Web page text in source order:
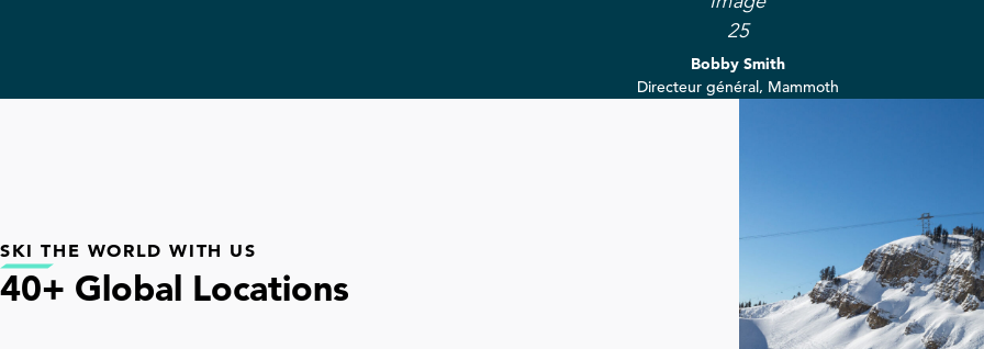
Bobby Smith
Directeur général, Mammoth
SKI THE WORLD WITH US
40+ Global Locations